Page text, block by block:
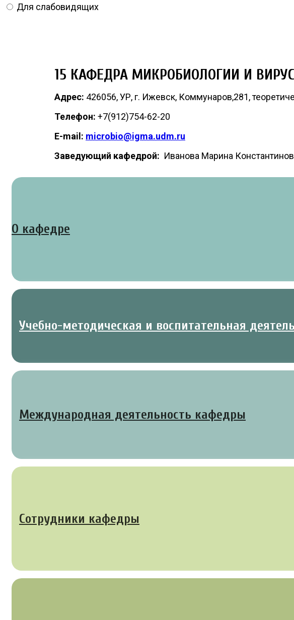
Для слабовидящих
15 КАФЕДРА МИКРОБИОЛОГИИ И
Адрес: 426056, УР, г. Ижевск, Коммунаров,281,
Телефон: +7(912)754-62-20
E-mail: microbio@igma.udm.ru
Заведующий кафедрой: Иванова Марина
О кафедре
Учебно-методическая и воспитательная
Международная деятельность кафедры
Сотрудники кафедры